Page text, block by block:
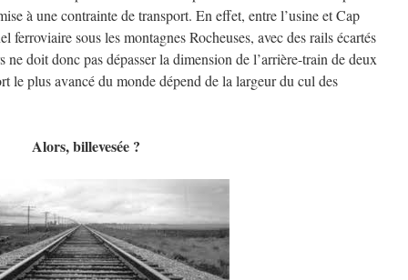
à une contrainte de transport. En effet, entre l’usine et Cap
ferroviaire sous les montagnes Rocheuses, avec des rails écartés
doit donc pas dépasser la dimension de l’arrière-train de deux
le plus avancé du monde dépend de la largeur du cul des
Alors, billevesée ?